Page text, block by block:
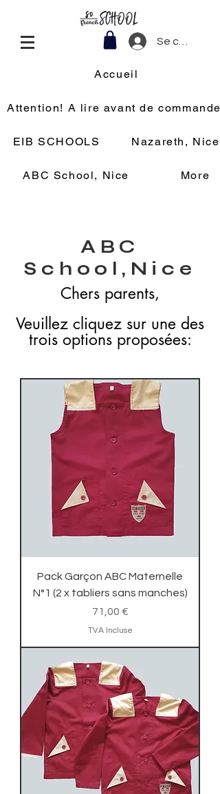
Se connecter
Accueil
Attention! A lire avant de commander
EIB SCHOOLS Nazareth, Nice
ABC School, Nice More
ABC
School,Nice
Chers parents,
Veuillez cliquez sur une des
trois options proposées:
Pack Garçon ABC Maternelle
N°1 (2 x tabliers sans manches)
Prix
71,00 €
TVA Incluse